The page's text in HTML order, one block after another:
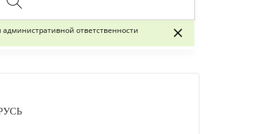
ответственности